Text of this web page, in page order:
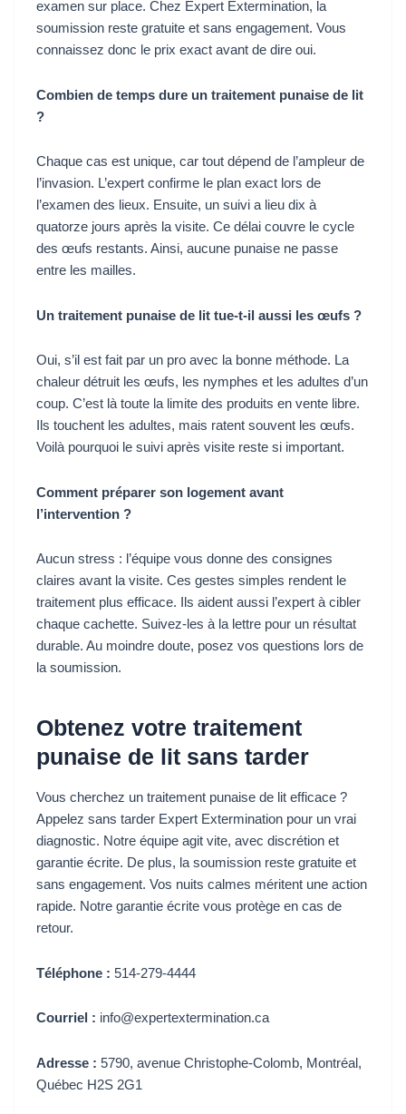
examen sur place. Chez Expert Extermination, la
soumission reste gratuite et sans engagement. Vous
connaissez donc le prix exact avant de dire oui.
Combien de temps dure un traitement punaise de lit
?
Chaque cas est unique, car tout dépend de l’ampleur de
l’invasion. L’expert confirme le plan exact lors de
l’examen des lieux. Ensuite, un suivi a lieu dix à
quatorze jours après la visite. Ce délai couvre le cycle
des œufs restants. Ainsi, aucune punaise ne passe
entre les mailles.
Un traitement punaise de lit tue-t-il aussi les œufs ?
Oui, s’il est fait par un pro avec la bonne méthode. La
chaleur détruit les œufs, les nymphes et les adultes d’un
coup. C’est là toute la limite des produits en vente libre.
Ils touchent les adultes, mais ratent souvent les œufs.
Voilà pourquoi le suivi après visite reste si important.
Comment préparer son logement avant
l’intervention ?
Aucun stress : l’équipe vous donne des consignes
claires avant la visite. Ces gestes simples rendent le
traitement plus efficace. Ils aident aussi l’expert à cibler
chaque cachette. Suivez-les à la lettre pour un résultat
durable. Au moindre doute, posez vos questions lors de
la soumission.
Obtenez votre traitement
punaise de lit sans tarder
Vous cherchez un traitement punaise de lit efficace ?
Appelez sans tarder Expert Extermination pour un vrai
diagnostic. Notre équipe agit vite, avec discrétion et
garantie écrite. De plus, la soumission reste gratuite et
sans engagement. Vos nuits calmes méritent une action
rapide. Notre garantie écrite vous protège en cas de
retour.
Téléphone : 514-279-4444
Courriel : info@expertextermination.ca
Adresse : 5790, avenue Christophe-Colomb, Montréal,
Québec H2S 2G1